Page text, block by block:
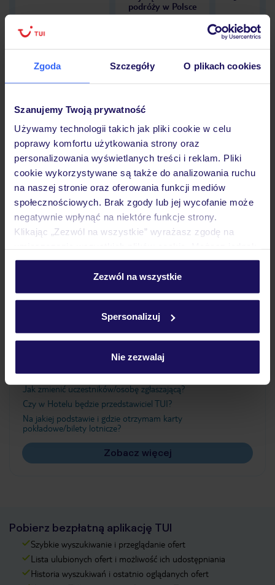
Zgoda Szczegóły O plikach cookies
Szanujemy Twoją prywatność
Używamy technologii takich jak pliki cookie w celu
poprawy komfortu użytkowania strony oraz
personalizowania wyświetlanych treści i reklam. Pliki
cookie wykorzystywane są także do analizowania ruchu
na naszej stronie oraz oferowania funkcji mediów
społecznościowych. Brak zgody lub jej wycofanie może
negatywnie wpłynąć na niektóre funkcje strony.
Klikając „Zezwól na wszystkie” wyrażasz zgodę na
personalizować swój wybór wchodząc w zakładkę
Szczegółowe informacje o plikach cookie znajdziesz
Zezwól na wszystkie
Spersonalizuj
Nie zezwalaj
podróży w Polsce
Hotel
Opinie
Pokoje
Wyżywienie
Ważne informacje
Jak zmienić uczestników/osobę zgłaszającą?
Czy w Hotelu będzie przedstawiciel TUI?
Na jakiej podstawie i gdzie otrzymam karty
pokładowe/bilety lotnicze?
Zobacz więcej
Pobierz bezpłatną aplikację TUI
Szybkie wyszukiwanie i przeglądanie ofert
Lista ulubionych ofert i możliwość ich udostępniania
Historia wyszukiwań i ostatnio oglądanych ofert